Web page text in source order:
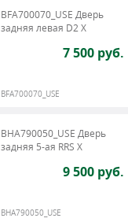
BFA700070_USE Дверь
задняя левая D2 X
7 500 руб.
BFA700070_USE
BHA790050_USE Дверь
задняя 5-ая RRS X
9 500 руб.
BHA790050_USE